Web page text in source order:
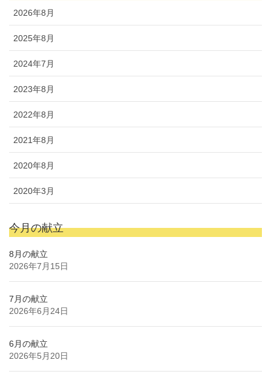
2026年8月
2025年8月
2024年7月
2023年8月
2022年8月
2021年8月
2020年8月
2020年3月
今月の献立
8月の献立
2026年7月15日
7月の献立
2026年6月24日
6月の献立
2026年5月20日